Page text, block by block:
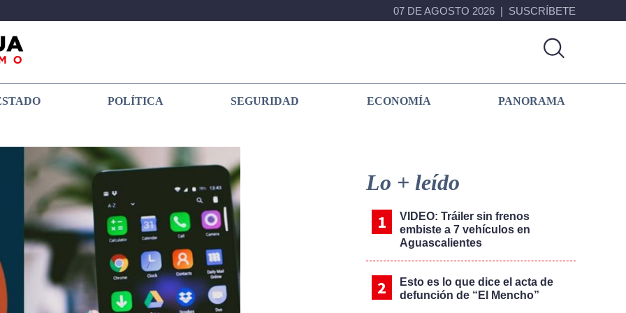
07 DE AGOSTO 2026 SUSCRÍBETE
POLÍTICA SEGURIDAD ECONOMÍA PANORAMA
Sidebar
Lo + leído
VIDEO: Tráiler sin frenos
embiste a 7 vehículos en
Aguascalientes
Esto es lo que dice el acta de
defunción de “El Mencho”